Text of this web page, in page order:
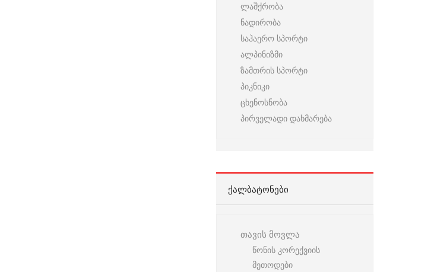
ლაშქრობა
ნადირობა
საჰაერო სპორტი
ალპინიზმი
ზამთრის სპორტი
პიკნიკი
ცხენოსნობა
პირველადი დახმარება
ᲥᲐᲚᲑᲐᲢᲝᲜᲔᲑᲘ
თავის მოვლა
წონის კორექვიის
მეთოდები